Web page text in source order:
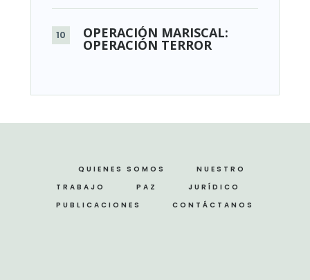
OPERACIÓN MARISCAL:
OPERACIÓN TERROR
QUIENES SOMOS
NUESTRO
TRABAJO
PAZ
JURÍDICO
PUBLICACIONES
CONTÁCTANOS